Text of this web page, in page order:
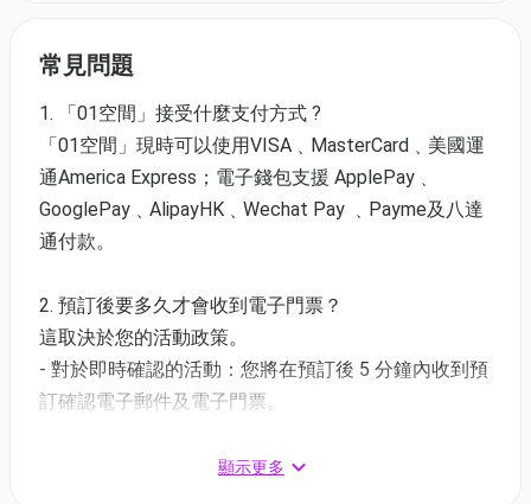
(1) 品味獅城自助午餐 | 適用於星期六、日及公眾假期
12:00-14:30
買1送1、第3位+$33多1位 | 大小同價
價錢：$485.4 / 3位 | 人均$161.8 | 原價: $1,044
(2) 悦享蟹宴•海鮮自助晚餐 | 適用於星期六至日及公眾
買1送1、第3位+$33多1位 | 大小同價
價錢：$797.4/ 3位 | 人均$265.8 | 原價: $1,614
(3) 閒日精選半自助午餐🥗適用於星期一至五 12:00-
常見問題
1. 「01空間」接受什麼支付方式 ?
「01空間」現時可以使用VISA﹑MasterCard﹑美國運
通America Express；電子錢包支援 ApplePay﹑
GooglePay﹑AlipayHK﹑Wechat Pay ﹑Payme及八達
通付款。
2. 預訂後要多久才會收到電子門票？
這取決於您的活動政策。
- 對於即時確認的活動：您將在預訂後 5 分鐘內收到預
訂確認電子郵件及電子門票。
1 - 3 個工作天內發送到您所登記的電郵地址。
顯示更多